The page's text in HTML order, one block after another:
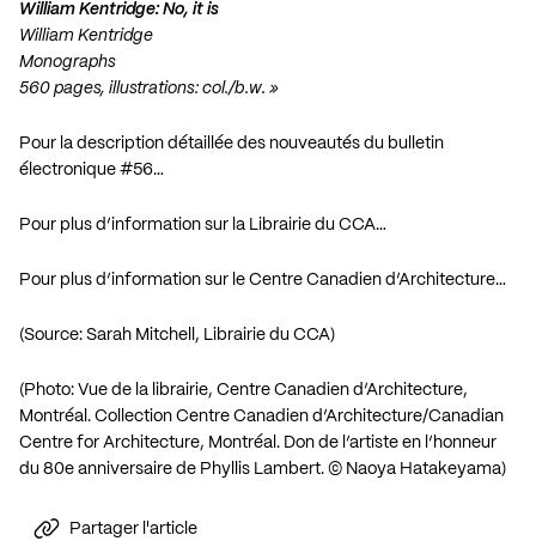
William Kentridge: No, it is
William Kentridge
Monographs
560 pages, illustrations: col./b.w. »
Pour la description détaillée des nouveautés du bulletin
électronique #56…
Pour plus d’information sur la Librairie du CCA…
Pour plus d’information sur le Centre Canadien d’Architecture…
(Source: Sarah Mitchell, Librairie du CCA)
(Photo: Vue de la librairie, Centre Canadien d’Architecture,
Montréal. Collection Centre Canadien d’Architecture/Canadian
Centre for Architecture, Montréal. Don de l’artiste en l’honneur
du 80e anniversaire de Phyllis Lambert. © Naoya Hatakeyama)
Partager l'article